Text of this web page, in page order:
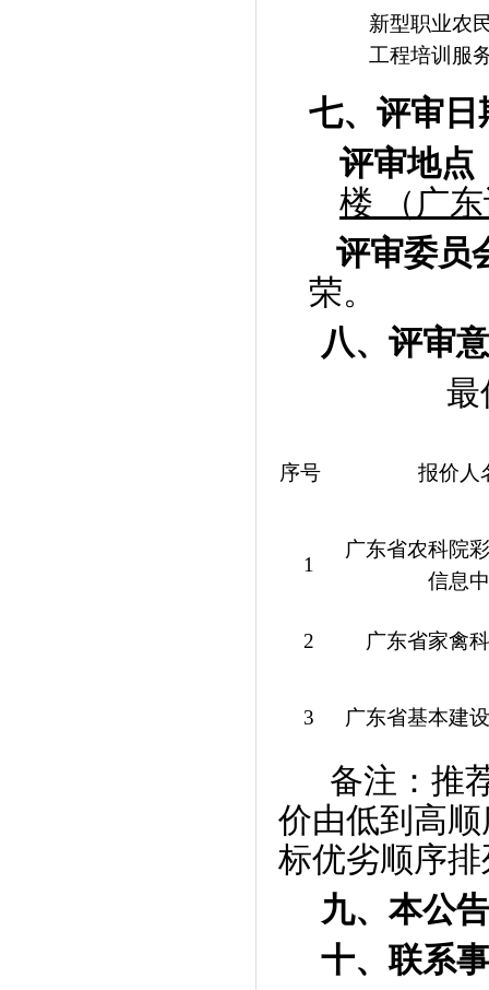
新型职业农
工程培训服
七、评审日
评审地点
楼 （广
评审委员
荣。
八、评审
最
序号 报价人
1
广东省农科院
信息
2 广东省家禽
3 广东省基本建
备注：推
价由低到高
标优劣顺序
九、本公
十、联系